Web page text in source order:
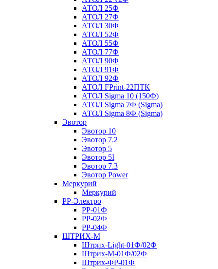
АТОЛ 25Ф
АТОЛ 27Ф
АТОЛ 30Ф
АТОЛ 52Ф
АТОЛ 55Ф
АТОЛ 77Ф
АТОЛ 90Ф
АТОЛ 91Ф
АТОЛ 92Ф
АТОЛ FPrint-22ПТК
АТОЛ Sigma 10 (150Ф)
АТОЛ Sigma 7Ф (Sigma)
АТОЛ Sigma 8Ф (Sigma)
Эвотор
Эвотор 10
Эвотор 7.2
Эвотор 5
Эвотор 5I
Эвотор 7.3
Эвотор Power
Меркурий
Меркурий
РР-Электро
РР-01Ф
РР-02Ф
РР-04Ф
ШТРИХ-М
Штрих-Light-01Ф/02Ф
Штрих-М-01Ф/02Ф
Штрих-ФР-01Ф